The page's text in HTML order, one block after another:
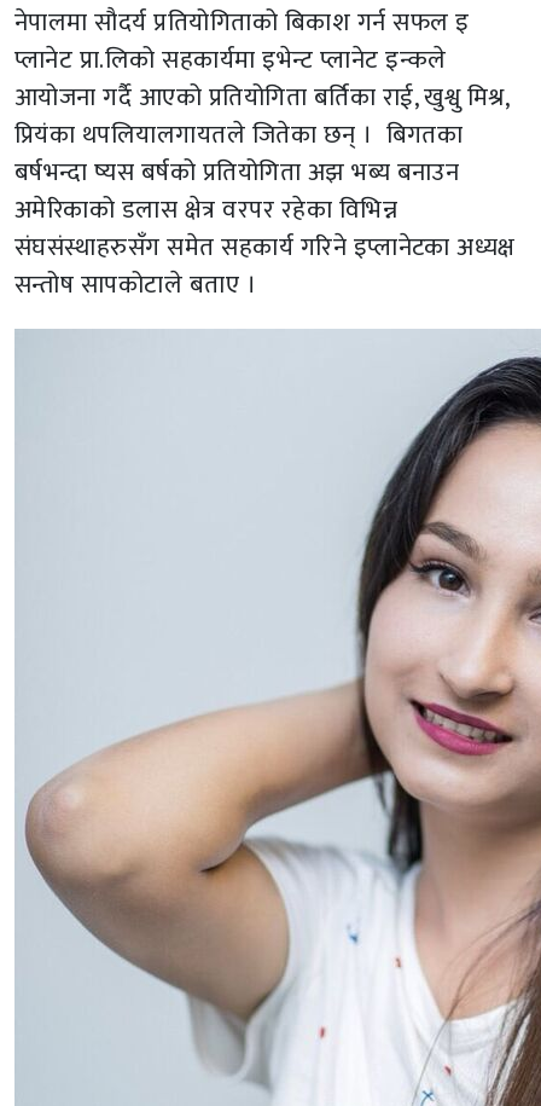
नेपालमा सौदर्य प्रतियोगिताको बिकाश गर्न सफल इ
प्लानेट प्रा.लिको सहकार्यमा इभेन्ट प्लानेट इन्कले
आयोजना गर्दै आएको प्रतियोगिता बर्तिका राई, खुश्वु मिश्र,
प्रियंका थपलियालगायतले जितेका छन् । बिगतका
बर्षभन्दा ष्यस बर्षको प्रतियोगिता अझ भब्य बनाउन
अमेरिकाको डलास क्षेत्र वरपर रहेका विभिन्न
संघसंस्थाहरुसँग समेत सहकार्य गरिने इप्लानेटका अध्यक्ष
सन्तोष सापकोटाले बताए ।